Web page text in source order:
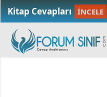
Kitap Cevapları İNCELE